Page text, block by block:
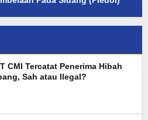
CMI Tercatat Penerima Hibah
Sah atau Ilegal?